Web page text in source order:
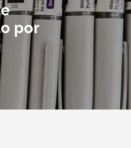
por